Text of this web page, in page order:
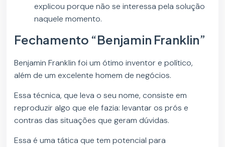
explicou porque não se interessa pela solução
naquele momento.
Fechamento “Benjamin Franklin”
Benjamin Franklin foi um ótimo inventor e político,
além de um excelente homem de negócios.
Essa técnica, que leva o seu nome, consiste em
reproduzir algo que ele fazia: levantar os prós e
contras das situações que geram dúvidas.
Essa é uma tática que tem potencial para